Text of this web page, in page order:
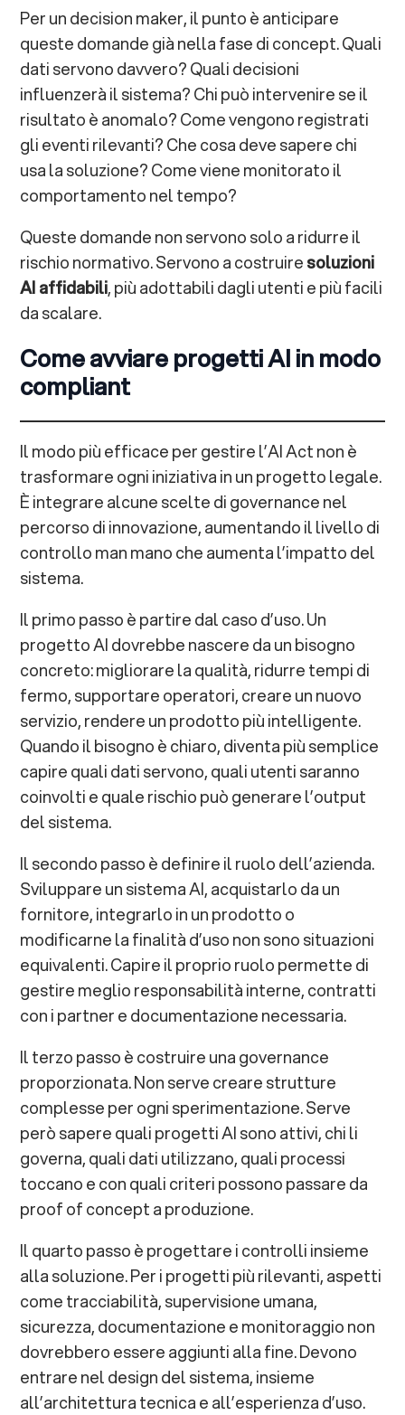
Per un decision maker, il punto è anticipare
queste domande già nella fase di concept. Quali
dati servono davvero? Quali decisioni
influenzerà il sistema? Chi può intervenire se il
risultato è anomalo? Come vengono registrati
gli eventi rilevanti? Che cosa deve sapere chi
usa la soluzione? Come viene monitorato il
comportamento nel tempo?
Queste domande non servono solo a ridurre il
rischio normativo. Servono a costruiresoluzioni
AI affidabili, più adottabili dagli utenti e più facili
da scalare.
Come avviare progetti AI in modo
compliant
Il modo più efficace per gestire l’AI Act non è
trasformare ogni iniziativa in un progetto legale.
È integrare alcune scelte di governance nel
percorso di innovazione, aumentando il livello di
controllo man mano che aumenta l’impatto del
sistema.
Il primo passo è partire dal caso d’uso. Un
progetto AI dovrebbe nascere da un bisogno
concreto: migliorare la qualità, ridurre tempi di
fermo, supportare operatori, creare un nuovo
servizio, rendere un prodotto più intelligente.
Quando il bisogno è chiaro, diventa più semplice
capire quali dati servono, quali utenti saranno
coinvolti e quale rischio può generare l’output
del sistema.
Il secondo passo è definire il ruolo dell’azienda.
Sviluppare un sistema AI, acquistarlo da un
fornitore, integrarlo in un prodotto o
modificarne la finalità d’uso non sono situazioni
equivalenti. Capire il proprio ruolo permette di
gestire meglio responsabilità interne, contratti
con i partner e documentazione necessaria.
Il terzo passo è costruire una governance
proporzionata. Non serve creare strutture
complesse per ogni sperimentazione. Serve
però sapere quali progetti AI sono attivi, chi li
governa, quali dati utilizzano, quali processi
toccano e con quali criteri possono passare da
proof of concept a produzione.
Il quarto passo è progettare i controlli insieme
alla soluzione. Per i progetti più rilevanti, aspetti
come tracciabilità, supervisione umana,
sicurezza, documentazione e monitoraggio non
dovrebbero essere aggiunti alla fine. Devono
entrare nel design del sistema, insieme
all’architettura tecnica e all’esperienza d’uso.